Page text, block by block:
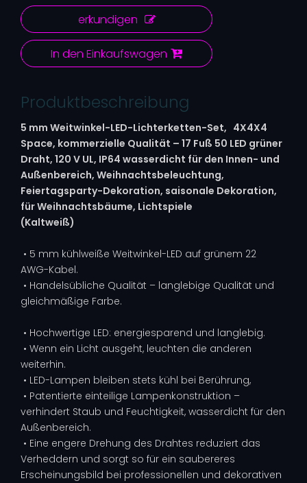
erkundigen
In den Einkaufswagen
Produktbeschreibung
5 mm Weitwinkel-LED-Lichterketten-Set, 4X4X4
Space, kommerzielle Qualität – 17 Fuß 50 LED grüner
Draht, 120 V UL, IP64 wasserdicht für den Innen- und
Außenbereich, Weihnachtsbeleuchtung,
Feiertagsparty-Dekoration, saisonale Dekoration,
für Weihnachtsbäume, Lichtspiele
(Kaltweiß)
• 5 mm kühlweiße Weitwinkel-LED auf grünem 22
AWG-Kabel.
• Handelsübliche Qualität – langlebige Qualität und
gleichmäßige Farbe.
• Hochwertige LED: energiesparend und langlebig.
• Wenn ein Licht ausgeht, leuchten die anderen
weiterhin.
• LED-Lampen bleiben stets kühl bei Berührung,
• Patentierte einteilige Lampenkonstruktion –
verhindert Staub und Feuchtigkeit, wasserdicht für den
Außenbereich.
• Eine engere Drehung des Drahtes reduziert das
Verheddern und sorgt so für ein saubereres
Erscheinungsbild bei professionellen und dekorativen